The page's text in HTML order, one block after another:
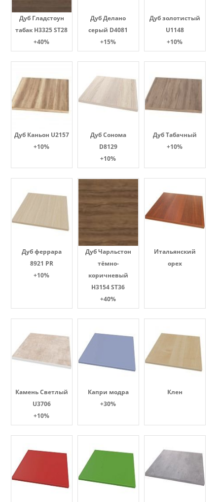
Дуб Гладстоун
табак H3325 ST28
+40%
Дуб Делано
серый D4081
+15%
Дуб золотистый
U1148
+10%
Дуб Каньон U2157
+10%
Дуб Сонома
D8129
+10%
Дуб Табачный
+10%
Дуб феррара
8921 PR
+10%
Дуб Чарльстон
тёмно-
коричневый
H3154 ST36
+40%
Итальянский
орех
Камень Светлый
U3706
+10%
Капри модра
+30%
Клен